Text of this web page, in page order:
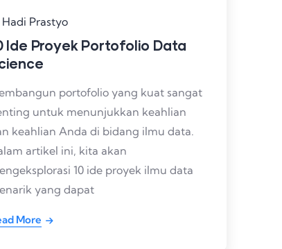
Hadi Prastyo
Ide Proyek Portofolio Data
portofolio yang kuat sangat
untuk menunjukkan keahlian
keahlian Anda di bidang ilmu data.
artikel ini, kita akan
10 ide proyek ilmu data
yang dapat
More